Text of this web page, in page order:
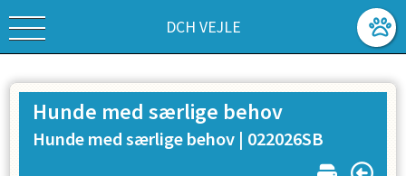
DCH VEJLE
Hunde med særlige behov
Hunde med særlige behov | 022026SB